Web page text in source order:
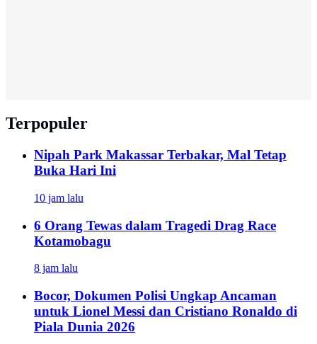
Terpopuler
Nipah Park Makassar Terbakar, Mal Tetap
Buka Hari Ini
10 jam lalu
6 Orang Tewas dalam Tragedi Drag Race
Kotamobagu
8 jam lalu
Bocor, Dokumen Polisi Ungkap Ancaman
untuk Lionel Messi dan Cristiano Ronaldo di
Piala Dunia 2026